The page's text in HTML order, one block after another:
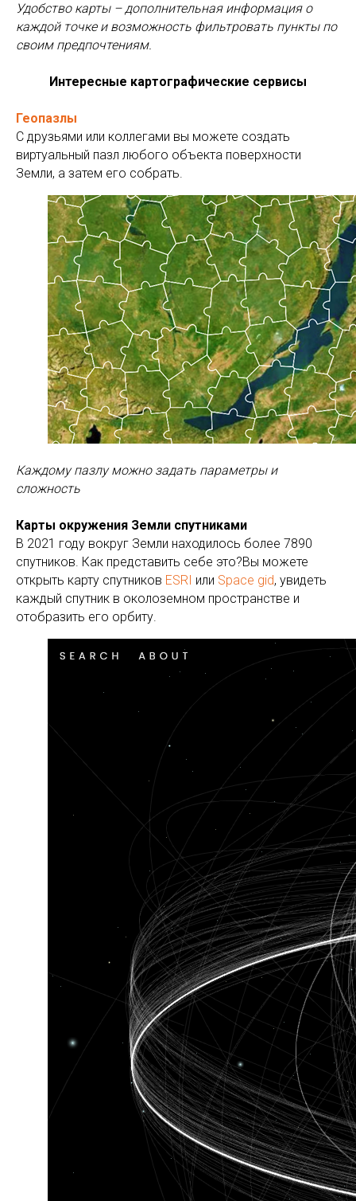
Удобство карты – дополнительная информация о
каждой точке и возможность фильтровать пункты по
своим предпочтениям.
Интересные картографические сервисы
Геопазлы
С друзьями или коллегами вы можете создать
виртуальный пазл любого объекта поверхности
Земли, а затем его собрать.
Каждому пазлу можно задать параметры и
сложность
Карты окружения Земли спутниками
В 2021 году вокруг Земли находилось более 7890
спутников. Как представить себе это?Вы можете
открыть карту спутников ESRI или Space gid, увидеть
каждый спутник в околоземном пространстве и
отобразить его орбиту.